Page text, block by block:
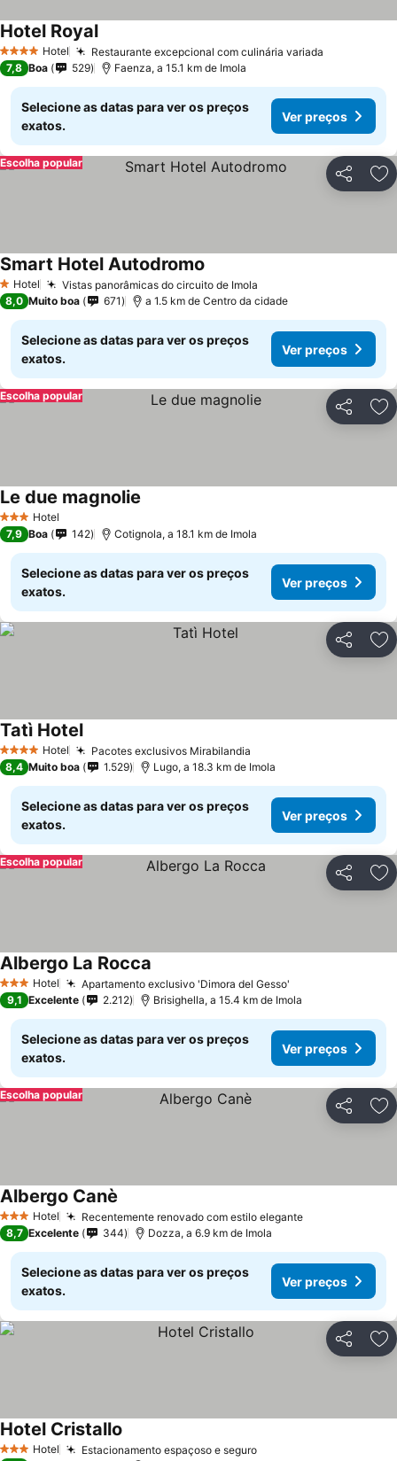
4 EstrelasHotel Restaurante excepcional com culinária variada
Hotel Royal
7,8 Boa 529 Faenza, a 15.1 km de Imola
Selecione as datas para ver os preços
exatos.
Ver preços
Partilhar
Escolha popular
1 Estrelas
Hotel Vistas panorâmicas do circuito de Imola
Smart Hotel Autodromo
8,0 Muito boa 671 a 1.5 km de Centro da cidade
Selecione as datas para ver os preços
exatos.
Ver preços
Partilhar
Escolha popular
3 EstrelasHotel
Le due magnolie
7,9 Boa 142 Cotignola, a 18.1 km de Imola
Selecione as datas para ver os preços
exatos.
Ver preços
Partilhar
4 EstrelasHotel Pacotes exclusivos Mirabilandia
Tatì Hotel
8,4 Muito boa 1.529 Lugo, a 18.3 km de Imola
Selecione as datas para ver os preços
exatos.
Ver preços
Partilhar
Escolha popular
3 EstrelasHotel Apartamento exclusivo 'Dimora del Gesso'
Albergo La Rocca
9,1 Excelente 2.212 Brisighella, a 15.4 km de Imola
Selecione as datas para ver os preços
exatos.
Ver preços
Partilhar
Escolha popular
3 EstrelasHotel Recentemente renovado com estilo elegante
Albergo Canè
8,7 Excelente 344 Dozza, a 6.9 km de Imola
Selecione as datas para ver os preços
exatos.
Ver preços
Partilhar
3 EstrelasHotel Estacionamento espaçoso e seguro
Hotel Cristallo